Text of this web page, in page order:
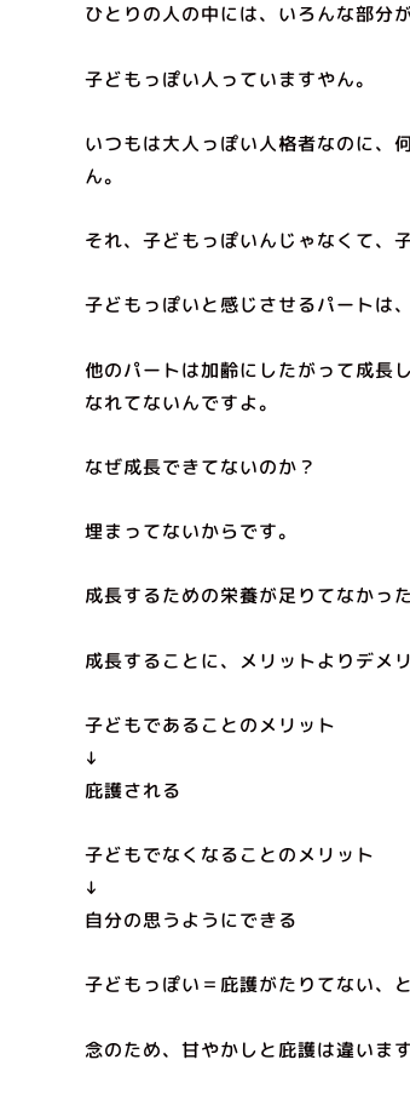
ひとりの人の中には、いろんな部分
子どもっぽい人っていますやん。
いつもは大人っぽい人格者なのに、
ん。
それ、子どもっぽいんじゃなくて、
子どもっぽいと感じさせるパートは
他のパートは加齢にしたがって成長
なれてないんですよ。
なぜ成長できてないのか？
埋まってないからです。
成長するための栄養が足りてなかっ
成長することに、メリットよりデメ
子どもであることのメリット
↓
庇護される
子どもでなくなることのメリット
↓
自分の思うようにできる
子どもっぽい＝庇護がたりてない、
念のため、甘やかしと庇護は違います